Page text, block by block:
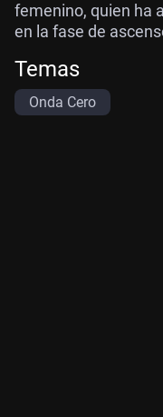
femenino, quien ha
en la fase de
Temas
Onda Cero